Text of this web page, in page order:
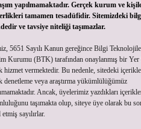
yapılmamaktadır. Gerçek kurum ve
tamamen tesadüfidir. Sitemizdeki
ve tavsiye niteliği taşımazlar.
5651 Sayılı Kanun gereğince Bilgi
Kurumu (BTK) tarafından onaylanmış bir Yer
hizmet vermektedir. Bu nedenle, sitedeki
denetleme veya araştırma yükümlülüğümüz
Ancak, üyelerimiz yazdıkları
taşımakta olup, siteye üye olarak bu
sayılırlar.